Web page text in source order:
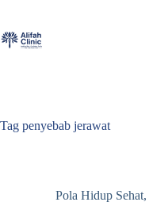
content
Tag penyebab jerawat
Pola Hidup Sehat,